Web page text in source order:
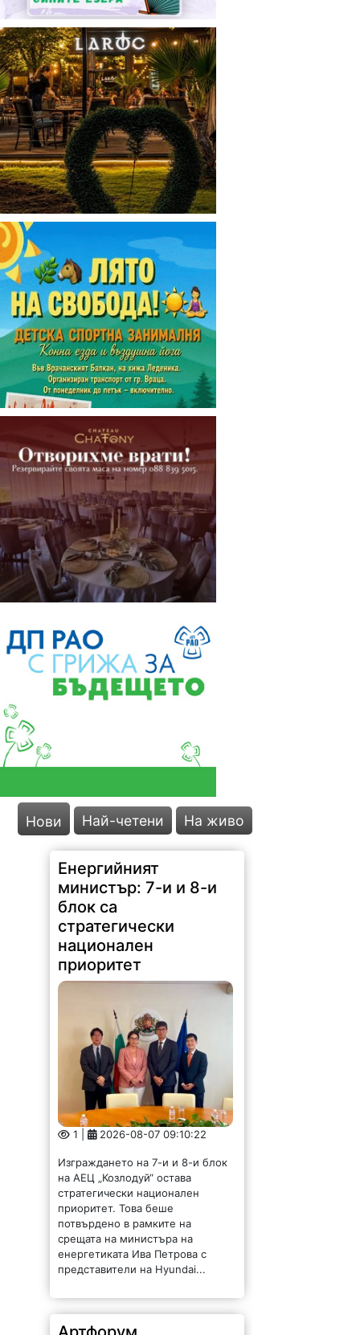
Нови Най-четени На живо
Енергийният
министър: 7-и и 8-и
блок са
стратегически
национален
приоритет
1 | 2026-08-07 09:10:22
на АЕЦ „Козлодуй“ остава
стратегически национален
приоритет. Това беше
потвърдено в рамките на
срещата на министъра на
енергетиката Ива Петрова с
представители на Hyundai...
Артфорум